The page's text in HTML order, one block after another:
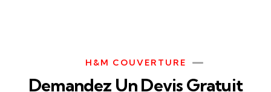
H&M COUVERTURE
Demandez Un Devis Gratuit